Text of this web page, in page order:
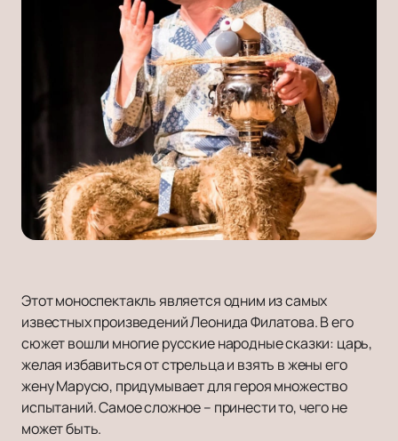
Этот моноспектакль является одним из самых
известных произведений Леонида Филатова. В его
сюжет вошли многие русские народные сказки: царь,
желая избавиться от стрельца и взять в жены его
жену Марусю, придумывает для героя множество
испытаний. Самое сложное – принести то, чего не
может быть.